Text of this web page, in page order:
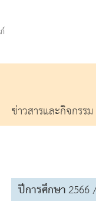
ข่าวสารและกิจกรรม
ปีการศึกษา2566